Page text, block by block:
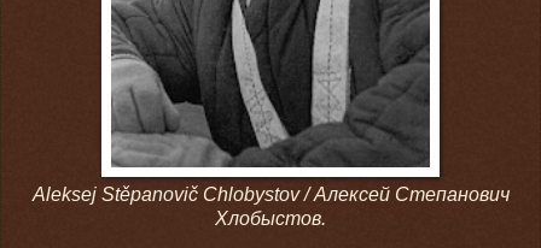
Aleksej Stěpanovič Chlobystov /Алексей Степанович
Хлобыстов.